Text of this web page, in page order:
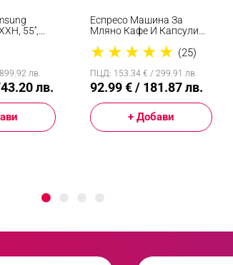
55'',
лв.
лв.
Еспресо Машина За
Мляно Кафе И Капсули
OV51171B5, 1450W, 19
★ ★ ★ ★ ★ (25)
ПЦД: 153.34 € / 299.91 лв.
92.99 € / 181.87 лв.
+ Добави